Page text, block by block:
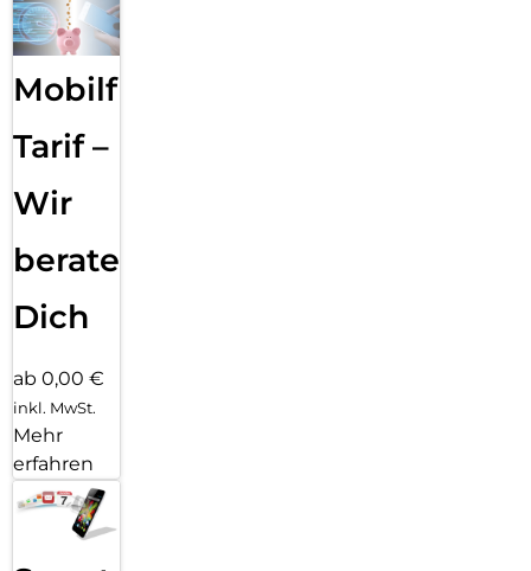
Mobilfunk
Tarif –
Wir
beraten
Dich
ab 0,00 €
inkl. MwSt.
Mehr
erfahren